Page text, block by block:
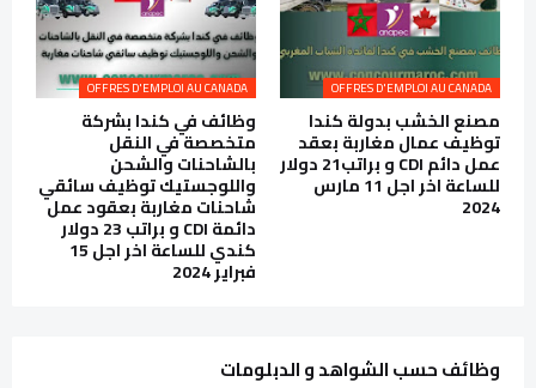
OFFRES D'EMPLOI AU CANADA
مصنع الخشب بدولة كندا
توظيف عمال مغاربة بعقد
عمل دائم CDI و براتب21 دولار
للساعة اخر اجل 11 مارس
2024
OFFRES D'EMPLOI AU CANADA
وظائف في كندا بشركة
متخصصة في النقل
بالشاحنات والشحن
واللوجستيك توظيف سائقي
شاحنات مغاربة بعقود عمل
دائمة CDI و براتب 23 دولار
كندي للساعة اخر اجل 15
فبراير 2024
وظائف حسب الشواهد و الدبلومات